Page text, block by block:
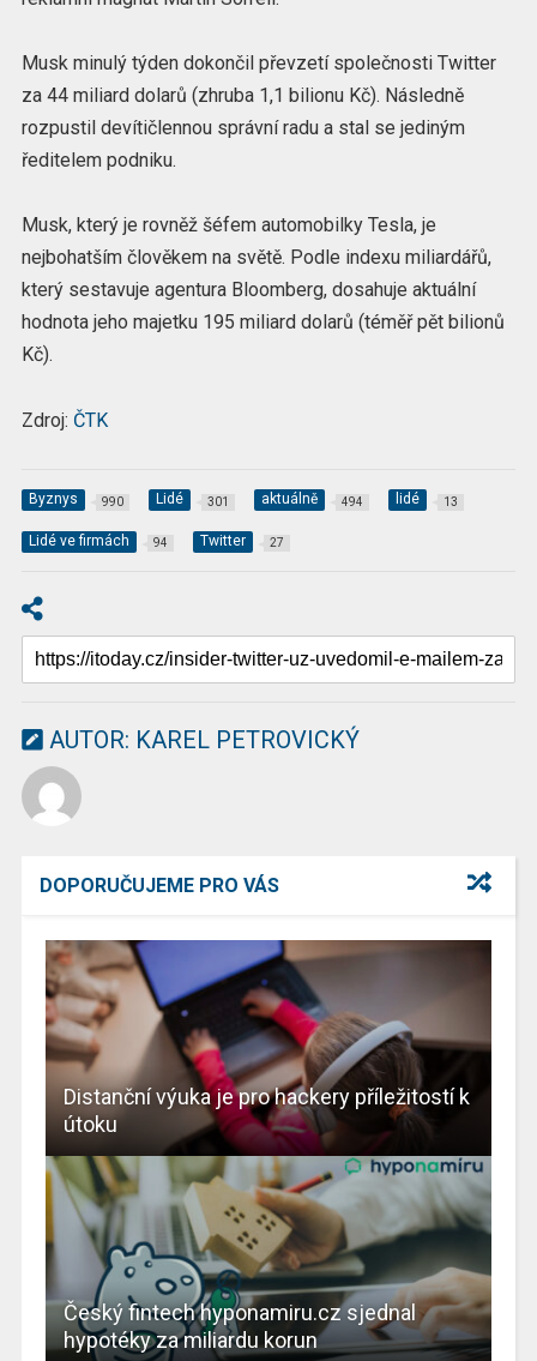
Musk minulý týden dokončil převzetí společnosti Twitter
za 44 miliard dolarů (zhruba 1,1 bilionu Kč). Následně
rozpustil devítičlennou správní radu a stal se jediným
ředitelem podniku.
Musk, který je rovněž šéfem automobilky Tesla, je
nejbohatším člověkem na světě. Podle indexu miliardářů,
který sestavuje agentura Bloomberg, dosahuje aktuální
hodnota jeho majetku 195 miliard dolarů (téměř pět bilionů
Kč).
Zdroj: ČTK
Byznys 990 Lidé 301 aktuálně 494 lidé 13
Lidé ve firmách 94 Twitter 27
AUTOR: KAREL PETROVICKÝ
DOPORUČUJEME PRO VÁS
Distanční výuka je pro hackery příležitostí k
útoku
Český fintech hyponamiru.cz sjednal
hypotéky za miliardu korun